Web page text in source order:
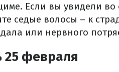
Если вы увидели во
седые волосы – к
или нервного
25 февраля